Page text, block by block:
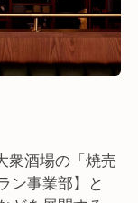
衆酒場の「焼売
ン事業部】と